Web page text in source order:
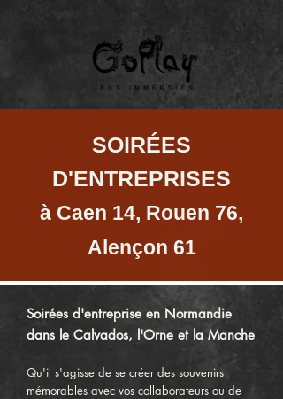
SOIRÉES
D'ENTREPRISES
à Caen 14, Rouen 76,
Alençon 61
Soirées d'entreprise en Normandie
dans le Calvados, l'Orne et la Manche
Qu'il s'agisse de se créer des souvenirs
mémorables avec vos collaborateurs ou de